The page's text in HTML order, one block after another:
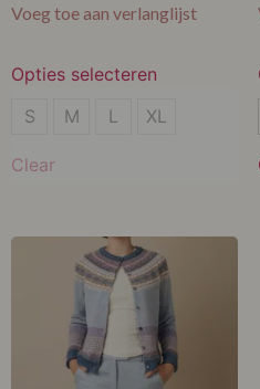
Voeg toe aan verlanglijst
Opties selecteren
S
M
XL
S M L XL
Clear